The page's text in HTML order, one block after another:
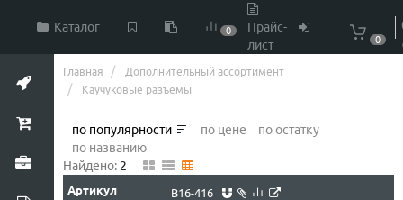
Каталог 0
Прайс-
лист
0
Главная
Дополнительный ассортимент
Каучуковые разъемы
по популярности по цене
по остатку
по названию
Найдено: 2
В16-416